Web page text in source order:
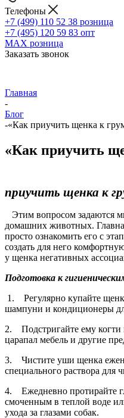
Телефоны
+7 (499) 110 52 38 розница
+7 (495) 120 59 83 опт
MAX розница
Заказать звонок
Главная
-
Блог
-«Как приучить щенка к
«Как приучить
приучить щенка к
Этим вопросом задаются
домашних животных.
просто ознакомить его с
создать для него
у щенка негативных
Подготовка к
1. Регулярно купайте
шампуни и кондиционеры
2. Подстригайте ему когти
царапал мебель и другие
3. Чистите уши щенка
специального раствора для
4. Ежедневно протирайте
смоченным в теплой воде
ухода за глазами собак.